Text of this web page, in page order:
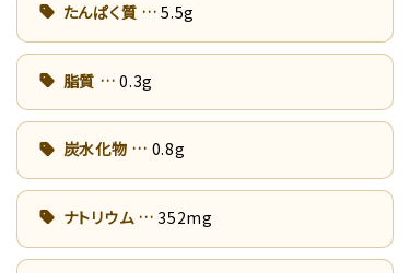
たんぱく質 5.5g
脂質 0.3g
炭水化物 0.8g
ナトリウム 352mg